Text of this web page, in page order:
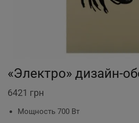
«Электро» дизайн-
6421 грн
Мощность 700 Вт